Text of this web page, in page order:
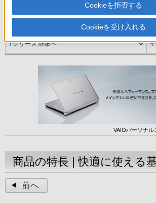
Yシリーズ
VAIOパーソナル
商品の特長 | 快適に使える
前へ
Cookieを拒否する
Cookieを受け入れる